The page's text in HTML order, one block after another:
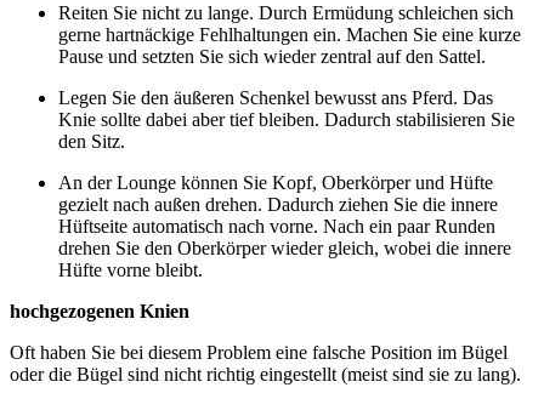
Reiten Sie nicht zu lange. Durch Ermüdung schleichen sich
gerne hartnäckige Fehlhaltungen ein. Machen Sie eine kurze
Pause und setzten Sie sich wieder zentral auf den Sattel.
Legen Sie den äußeren Schenkel bewusst ans Pferd. Das
Knie sollte dabei aber tief bleiben. Dadurch stabilisieren Sie
den Sitz.
An der Lounge können Sie Kopf, Oberkörper und Hüfte
gezielt nach außen drehen. Dadurch ziehen Sie die innere
Hüftseite automatisch nach vorne. Nach ein paar Runden
drehen Sie den Oberkörper wieder gleich, wobei die innere
Hüfte vorne bleibt.
hochgezogenen Knien
Oft haben Sie bei diesem Problem eine falsche Position im Bügel
oder die Bügel sind nicht richtig eingestellt (meist sind sie zu lang).